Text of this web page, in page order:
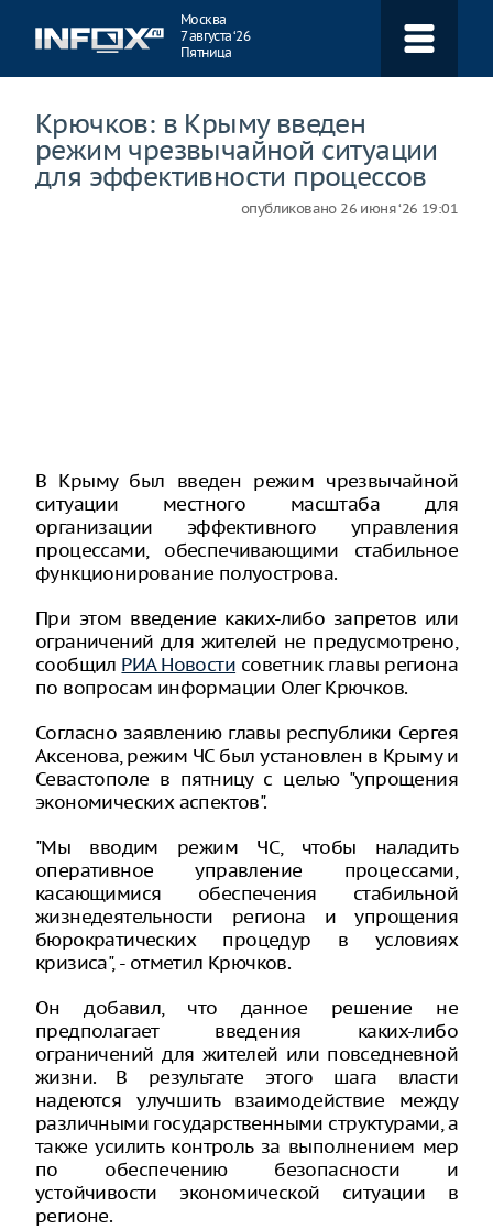
Москва
7 августа ‘26
Пятница
Крючков: в Крыму введен
режим чрезвычайной ситуации
для эффективности процессов
опубликовано 26 июня ‘26 19:01
В Крыму был введен режим чрезвычайной
ситуации местного масштаба для
организации эффективного управления
процессами, обеспечивающими стабильное
функционирование полуострова.
При этом введение каких-либо запретов или
ограничений для жителей не предусмотрено,
сообщил РИА Новости советник главы региона
по вопросам информации Олег Крючков.
Согласно заявлению главы республики Сергея
Аксенова, режим ЧС был установлен в Крыму и
Севастополе в пятницу с целью "упрощения
экономических аспектов".
"Мы вводим режим ЧС, чтобы наладить
оперативное управление процессами,
касающимися обеспечения стабильной
жизнедеятельности региона и упрощения
бюрократических процедур в условиях
кризиса", - отметил Крючков.
Он добавил, что данное решение не
предполагает введения каких-либо
ограничений для жителей или повседневной
жизни. В результате этого шага власти
надеются улучшить взаимодействие между
различными государственными структурами, а
также усилить контроль за выполнением мер
по обеспечению безопасности и
устойчивости экономической ситуации в
регионе.